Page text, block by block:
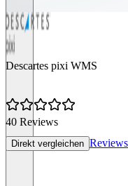
Descartes pixi WMS
40 Reviews
Direkt vergleichen